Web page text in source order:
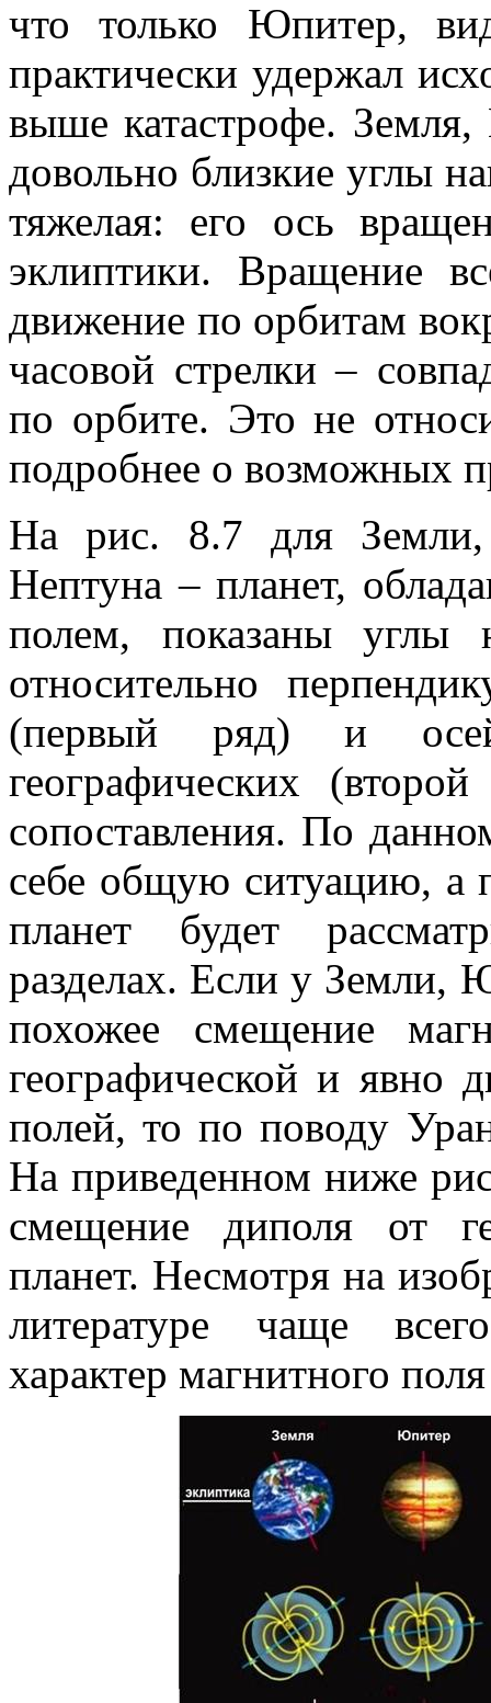
что только Юпитер,
практически удержал
выше катастрофе.
довольно близкие углы
тяжелая: его ось
эклиптики. Вращение
движение по орбитам
часовой стрелки –
по орбите. Это не
подробнее о возможных
На рис. 8.7 для
Нептуна – планет,
полем, показаны углы
относительно
(первый ряд) и осей
географических
сопоставления. По
себе общую ситуацию, а
планет будет
разделах. Если у Земли,
похожее смещение
географической и явно
полей, то по поводу
На приведенном ниже
смещение диполя от
планет. Несмотря на
литературе чаще
характер магнитного